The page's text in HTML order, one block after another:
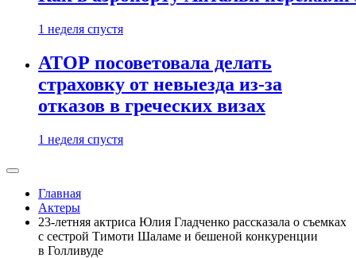
1 неделя спустя
АТОР посоветовала делать
страховку от невыезда из-за
отказов в греческих визах
1 неделя спустя
Главная
Актеры
23-летняя актриса Юлия Гладченко рассказала о съемках
с сестрой Тимоти Шаламе и бешеной конкуренции
в Голливуде